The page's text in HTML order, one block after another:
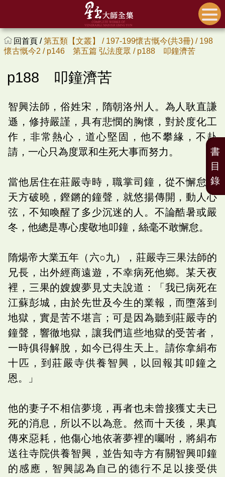
回首頁 /第五類【文叢】 / 197-199懷古慨今(共3冊) / 198
懷古慨今2 / p146 第五篇 弘法度眾 / p188 叩鐘濟苦
p188 叩鐘濟苦
智興法師，俗姓宋，隋朝洛州人。為人耿直謙
遜，修持嚴謹，具有悲憫的胸懷，對於度化工
作，非常熱心，道心堅固，他不攀緣，不赴
請，一心只為度眾和生死大事而努力。
當他居住在莊嚴寺時，職掌司鐘，從不懈怠。
天方破曉，鏗鏘的鐘聲，就悠揚傳開，動人心
弦，不知喚醒了多少沉迷的人。不論酷暑或嚴
冬，他總是專心虔敬地叩鐘，絲毫不敢懈怠。
隋煬帝大業五年（六○九），莊嚴寺三果法師的
兄長，出外經商遠遊，不幸病死他鄉。某天夜
裡，三果的嫂嫂夢見丈夫說道：「我已病死在
江蘇彭城，由於先世及今生的業報，而墮落到
地獄，實是苦不堪言；可是因為聽到莊嚴寺的
鐘聲，響徹地獄，讓我們這些地獄的受苦者，
一時俱得解脫，如今已得生天上。請你拿絹布
十匹，到莊嚴寺供養智興，以回報其叩鐘之
恩。」
他的妻子不相信夢境，再者也未曾接獲丈夫已
死的消息，所以不以為意。然而十天後，果真
傳來惡耗，他傷心地依著夢裡的囑咐，將絹布
送往寺院供養智興，並告知寺方有關智興叩鐘
的感應，智興認為自己的德行不足以接受供
書
目
錄